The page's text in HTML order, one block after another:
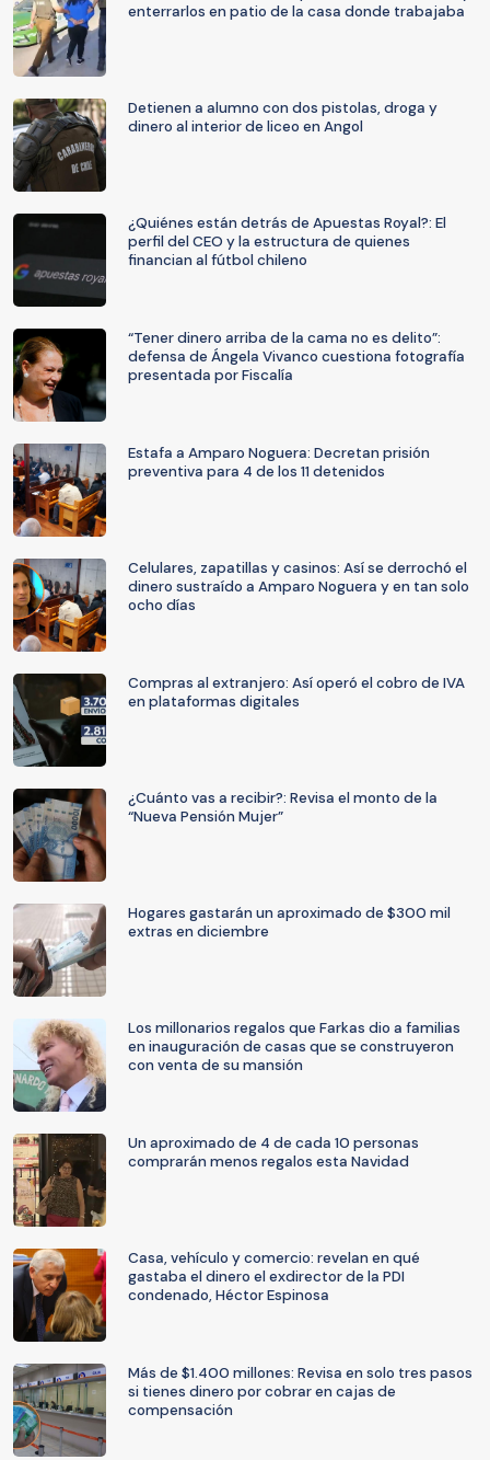
enterrarlos en patio de la casa donde trabajaba
Detienen a alumno con dos pistolas, droga y
dinero al interior de liceo en Angol
¿Quiénes están detrás de Apuestas Royal?: El
perfil del CEO y la estructura de quienes
financian al fútbol chileno
“Tener dinero arriba de la cama no es delito”:
defensa de Ángela Vivanco cuestiona fotografía
presentada por Fiscalía
Estafa a Amparo Noguera: Decretan prisión
preventiva para 4 de los 11 detenidos
Celulares, zapatillas y casinos: Así se derrochó el
dinero sustraído a Amparo Noguera y en tan solo
ocho días
Compras al extranjero: Así operó el cobro de IVA
en plataformas digitales
¿Cuánto vas a recibir?: Revisa el monto de la
“Nueva Pensión Mujer”
Hogares gastarán un aproximado de $300 mil
extras en diciembre
Los millonarios regalos que Farkas dio a familias
en inauguración de casas que se construyeron
con venta de su mansión
Un aproximado de 4 de cada 10 personas
comprarán menos regalos esta Navidad
Casa, vehículo y comercio: revelan en qué
gastaba el dinero el exdirector de la PDI
condenado, Héctor Espinosa
Más de $1.400 millones: Revisa en solo tres pasos
si tienes dinero por cobrar en cajas de
compensación